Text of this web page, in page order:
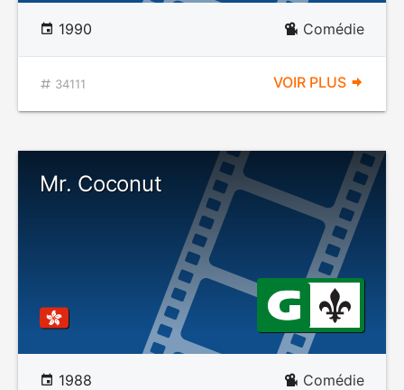
1990 Comédie
34111 VOIR PLUS
Mr. Coconut
1988 Comédie